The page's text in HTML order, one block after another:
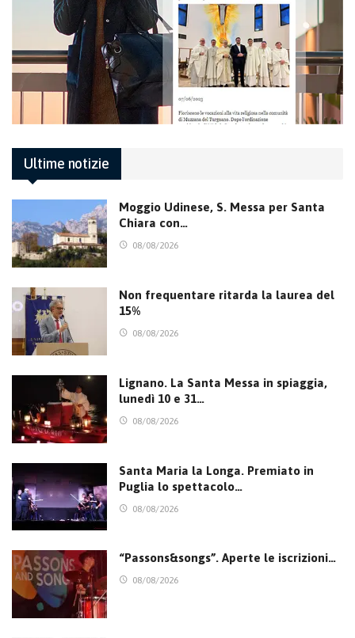
Ultime notizie
Moggio Udinese, S. Messa per Santa
Chiara con…
08/08/2026
Non frequentare ritarda la laurea del
15%
08/08/2026
Lignano. La Santa Messa in spiaggia,
lunedì 10 e 31…
08/08/2026
Santa Maria la Longa. Premiato in
Puglia lo spettacolo…
08/08/2026
“Passons&songs”. Aperte le iscrizioni…
08/08/2026